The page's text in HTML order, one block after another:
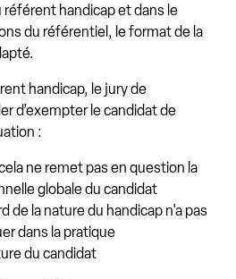
référent handicap et dans le
du référentiel, le format de la
handicap, le jury de
d’exempter le candidat de
:
ne remet pas en question la
globale du candidat
de la nature du handicap n'a pas
dans la pratique
du candidat